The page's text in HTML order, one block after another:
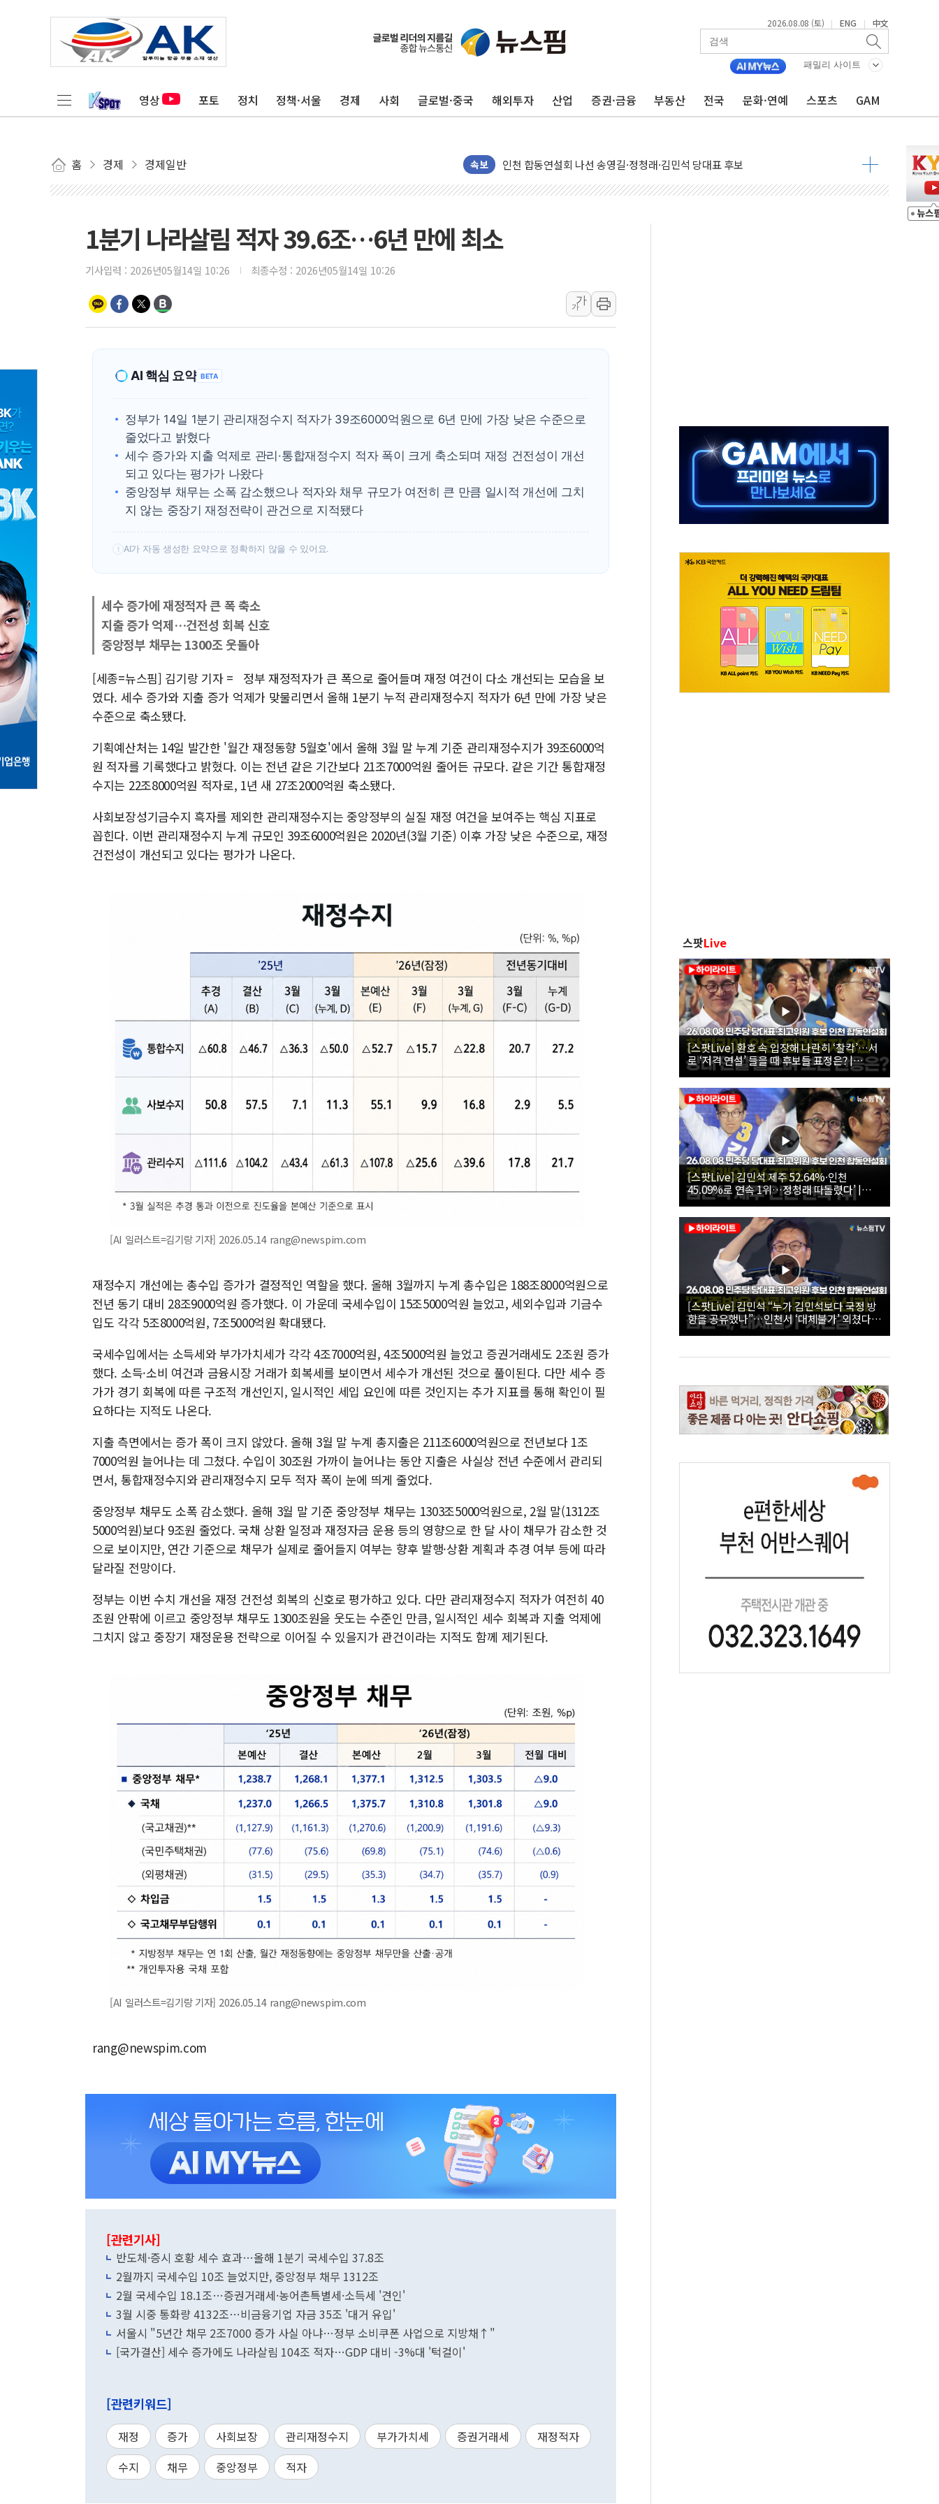
2026.08.08 (토) | ENG | 中文
패밀리 사이트
영상 포토 정치 정책·서울 경제 사회 글로벌·중국 해외투자 산업 증권·금융 부동산 전국 문화·연예 스포츠 GAM
홈 경제 경제일반 속보
울진·영덕 '호우특보'-포항 '산사태 주의보'...경북도, 호우 피해·통제구간 없어
[종합] 김민석, 정청래에 '0.86%p' 차 재역전 성공...金 45.42% vs 鄭 44.56%
김민석, 2주차 제주·인천 경선서 정청래에 승리...47.75% vs 42.08%
인사하는 김민석 당대표 후보
[속보] 민주, 인천 경선 결과 발표...김민석 45.09% 정청래 43.27% 송영길 11.63%
[속보] 민주, 제주 경선 결과 발표...김민석 52.64% 정청래 39.89% 송영길 7.47%
美, 이란전 출구전략 만지작…공습 한계·탄약 부족 현실화
강릉·동해·삼척 시간당 최대 50㎜ 폭우…강원 동해안 강한 비 이어져
폐기물 수거하다 참변…60대 환경미화원 수거차에 치여 사망
서울 중랑구 주택가서 흉기 난동…60대 남성 2명 숨져
추미애, '위안부' 피해자 기림의 날 참석..."국제적 시민 연대로 목소리 내야"
인천 선재도 갯벌서 해루질 중 실종 60대 나흘만에 숨진 채 발견
인천서 말다툼 중 어머니 흉기 살해 10대 아들 체포
'화합' 꺼낸 김민석에 '뻔뻔' 받아친 정청래…제주 연설서 신경전 고조
李대통령, ISA 개편 재검토 지시…與 "적극 환영"·野 "졸속 국정"
1분기 나라살림 적자 39.6조…6년 만에 최소
기사입력 : 2026년05월14일 10:26 최종수정 : 2026년05월14일 10:26
가
가
AI 핵심 요약 BETA
정부가 14일 1분기 관리재정수지 적자가 39조6000억원으로 6년 만에 가장 낮은 수준으로
줄었다고 밝혔다
세수 증가와 지출 억제로 관리·통합재정수지 적자 폭이 크게 축소되며 재정 건전성이 개선
되고 있다는 평가가 나왔다
중앙정부 채무는 소폭 감소했으나 적자와 채무 규모가 여전히 큰 만큼 일시적 개선에 그치
지 않는 중장기 재정전략이 관건으로 지적됐다
! AI가 자동 생성한 요약으로 정확하지 않을 수 있어요.
세수 증가에 재정적자 큰 폭 축소
지출 증가 억제…건전성 회복 신호
중앙정부 채무는 1300조 웃돌아
[세종=뉴스핌] 김기랑 기자 = 정부 재정적자가 큰 폭으로 줄어들며 재정 여건이 다소 개선되는 모습을 보
였다. 세수 증가와 지출 증가 억제가 맞물리면서 올해 1분기 누적 관리재정수지 적자가 6년 만에 가장 낮은
수준으로 축소됐다.
기획예산처는 14일 발간한 '월간 재정동향 5월호'에서 올해 3월 말 누계 기준 관리재정수지가 39조6000억
원 적자를 기록했다고 밝혔다. 이는 전년 같은 기간보다 21조7000억원 줄어든 규모다. 같은 기간 통합재정
수지는 22조8000억원 적자로, 1년 새 27조2000억원 축소됐다.
사회보장성기금수지 흑자를 제외한 관리재정수지는 중앙정부의 실질 재정 여건을 보여주는 핵심 지표로
꼽힌다. 이번 관리재정수지 누계 규모인 39조6000억원은 2020년(3월 기준) 이후 가장 낮은 수준으로, 재정
건전성이 개선되고 있다는 평가가 나온다.
[AI 일러스트=김기랑 기자] 2026.05.14 rang@newspim.com
재정수지 개선에는 총수입 증가가 결정적인 역할을 했다. 올해 3월까지 누계 총수입은 188조8000억원으로
전년 동기 대비 28조9000억원 증가했다. 이 가운데 국세수입이 15조5000억원 늘었고, 세외수입과 기금수
입도 각각 5조8000억원, 7조5000억원 확대됐다.
국세수입에서는 소득세와 부가가치세가 각각 4조7000억원, 4조5000억원 늘었고 증권거래세도 2조원 증가
했다. 소득·소비 여건과 금융시장 거래가 회복세를 보이면서 세수가 개선된 것으로 풀이된다. 다만 세수 증
가가 경기 회복에 따른 구조적 개선인지, 일시적인 세입 요인에 따른 것인지는 추가 지표를 통해 확인이 필
요하다는 지적도 나온다.
지출 측면에서는 증가 폭이 크지 않았다. 올해 3월 말 누계 총지출은 211조6000억원으로 전년보다 1조
7000억원 늘어나는 데 그쳤다. 수입이 30조원 가까이 늘어나는 동안 지출은 사실상 전년 수준에서 관리되
면서, 통합재정수지와 관리재정수지 모두 적자 폭이 눈에 띄게 줄었다.
중앙정부 채무도 소폭 감소했다. 올해 3월 말 기준 중앙정부 채무는 1303조5000억원으로, 2월 말(1312조
5000억원)보다 9조원 줄었다. 국채 상환 일정과 재정자금 운용 등의 영향으로 한 달 사이 채무가 감소한 것
으로 보이지만, 연간 기준으로 채무가 실제로 줄어들지 여부는 향후 발행·상환 계획과 추경 여부 등에 따라
달라질 전망이다.
정부는 이번 수치 개선을 재정 건전성 회복의 신호로 평가하고 있다. 다만 관리재정수지 적자가 여전히 40
조원 안팎에 이르고 중앙정부 채무도 1300조원을 웃도는 수준인 만큼, 일시적인 세수 회복과 지출 억제에
그치지 않고 중장기 재정운용 전략으로 이어질 수 있을지가 관건이라는 지적도 함께 제기된다.
[AI 일러스트=김기랑 기자] 2026.05.14 rang@newspim.com
rang@newspim.com
[관련기사]
반도체·증시 호황 세수 효과…올해 1분기 국세수입 37.8조
2월까지 국세수입 10조 늘었지만, 중앙정부 채무 1312조
2월 국세수입 18.1조…증권거래세·농어촌특별세·소득세 '견인'
3월 시중 통화량 4132조…비금융기업 자금 35조 '대거 유입'
서울시 "5년간 채무 2조7000 증가 사실 아냐…정부 소비쿠폰 사업으로 지방채↑"
[국가결산] 세수 증가에도 나라살림 104조 적자…GDP 대비 -3%대 '턱걸이'
[관련키워드]
재정 증가 사회보장 관리재정수지 부가가치세 증권거래세
재정적자
수지
채무 중앙정부 적자
스팟Live
[스팟Live] 환호 속 입장해 나란히 ‘찰칵’…서
로 ‘저격 연설’ 들을 때 후보들 표정은? |
26.08.08 더불어민주당 당대표·최고위원 후
보 인천 합동연설회
[스팟Live] 김민석 제주 52.64%·인천
45.09%로 연속 1위…정청래 따돌렸다’ |
26.08.08 더불어민주당 당대표·최고위원 후
보 인천 합동연설회
[스팟Live] 김민석 “누가 김민석보다 국정 방
향을 공유했나”…인천서 ‘대체불가’ 외쳤다 |
26.08.08 더불어민주당 당대표·최고위원 후